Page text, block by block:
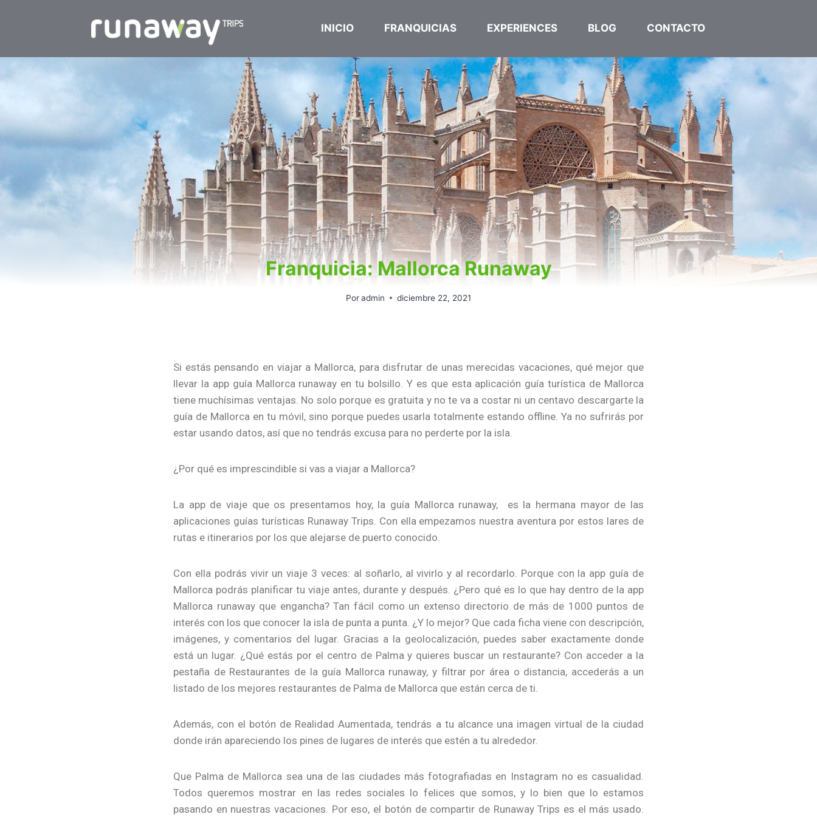
INICIO FRANQUICIAS EXPERIENCES BLOG CONTACTO
Franquicia: Mallorca Runaway
Poradmin diciembre 22, 2021
Si estás pensando en viajar a Mallorca, para disfrutar de unas merecidas vacaciones, qué mejor que
llevar la app guía Mallorca runaway en tu bolsillo. Y es que esta aplicación guía turística de Mallorca
tiene muchísimas ventajas. No solo porque es gratuita y no te va a costar ni un centavo descargarte la
guía de Mallorca en tu móvil, sino porque puedes usarla totalmente estando offline. Ya no sufrirás por
estar usando datos, así que no tendrás excusa para no perderte por la isla.
¿Por qué es imprescindible si vas a viajar a Mallorca?
La app de viaje que os presentamos hoy, la guía Mallorca runaway, es la hermana mayor de las
aplicaciones guías turísticas Runaway Trips. Con ella empezamos nuestra aventura por estos lares de
rutas e itinerarios por los que alejarse de puerto conocido.
Con ella podrás vivir un viaje 3 veces: al soñarlo, al vivirlo y al recordarlo. Porque con la app guía de
Mallorca podrás planificar tu viaje antes, durante y después. ¿Pero qué es lo que hay dentro de la app
Mallorca runaway que engancha? Tan fácil como un extenso directorio de más de 1000 puntos de
interés con los que conocer la isla de punta a punta. ¿Y lo mejor? Que cada ficha viene con descripción,
imágenes, y comentarios del lugar. Gracias a la geolocalización, puedes saber exactamente donde
está un lugar. ¿Qué estás por el centro de Palma y quieres buscar un restaurante? Con acceder a la
pestaña de Restaurantes de la guía Mallorca runaway, y filtrar por área o distancia, accederás a un
listado de los mejores restaurantes de Palma de Mallorca que están cerca de ti.
Además, con el botón de Realidad Aumentada, tendrás a tu alcance una imagen virtual de la ciudad
donde irán apareciendo los pines de lugares de interés que estén a tu alrededor.
Que Palma de Mallorca sea una de las ciudades más fotografiadas en Instagram no es casualidad.
Todos queremos mostrar en las redes sociales lo felices que somos, y lo bien que lo estamos
pasando en nuestras vacaciones. Por eso, el botón de compartir de Runaway Trips es el más usado.